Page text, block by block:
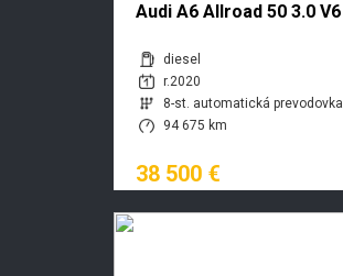
Audi A6 Allroad 50 3.0 V6
tiptronic
diesel
r.2020
8-st. automatická prevodovka
94 675 km
38 500 €